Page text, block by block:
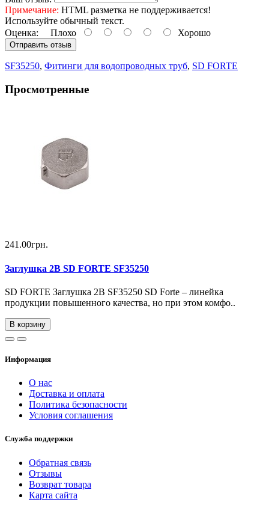
Примечание: HTML разметка не поддерживается!
Используйте обычный текст.
Оценка: Плохо Хорошо
Отправить отзыв
SF35250, Фитинги для водопроводных труб, SD FORTE
Просмотренные
241.00грн.
Заглушка 2В SD FORTE SF35250
SD FORTE Заглушка 2В SF35250 SD Forte – линейка
продукции повышенного качества, но при этом комфо..
В корзину
Информация
О нас
Доставка и оплата
Политика безопасности
Условия соглашения
Служба поддержки
Обратная связь
Отзывы
Возврат товара
Карта сайта